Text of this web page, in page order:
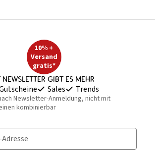
10% +
Versand
gratis*
Newsletter gibt es mehr
Sales Trends
Newsletter-Anmeldung, nicht mit
kombinierbar